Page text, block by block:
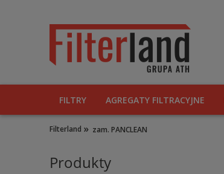
FILTRY AGREGATY FILTRACYJNE
Filterland » zam. PANCLEAN
Produkty